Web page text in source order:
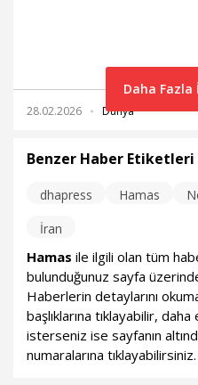
28.02.2026 Dünya
Daha Fazla
Benzer Haber Etiketleri
dhapress Hamas
İran
Hamas ile ilgili olan tüm
bulunduğunuz sayfa
Haberlerin detaylarını
başlıklarına tıklayabilir,
isterseniz ise sayfanın
numaralarına tıklayabilirsiniz.